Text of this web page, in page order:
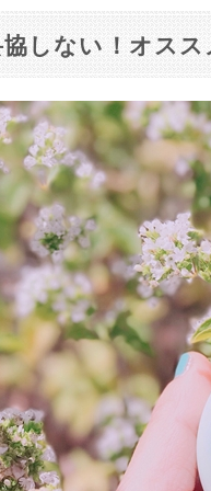
しない！オス